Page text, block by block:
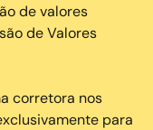
de valores
de Valores
corretora nos
para